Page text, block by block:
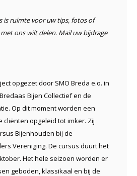
is ruimte voor uw tips, fotos of
ons wilt delen. Mail uw bijdrage
opgezet door SMO Breda e.o. in
Bijen Collectief en de
Op dit moment worden een
cliënten opgeleid tot imker. Zij
Bijenhouden bij de
Vereniging. De cursus duurt het
Het hele seizoen worden er
geboden, klassikaal en bij de